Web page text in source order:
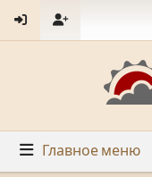
Главное меню